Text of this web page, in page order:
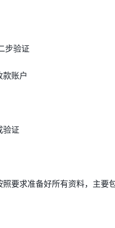
步验证
款账户
验证
要求准备好所有资料，主要包